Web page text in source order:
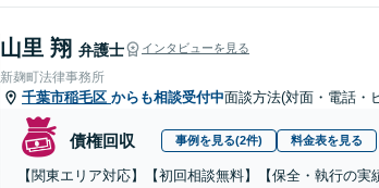
山里 翔 弁護士 インタビューを見る
新麹町法律事務所
千葉市稲毛区 からも相談受付中面談方法(対面・電話・
債権回収 事例を見る(2件) 料金表を見る
【関東エリア対応】【初回相談無料】【保全・執行の